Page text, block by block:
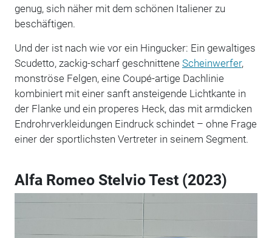
genug, sich näher mit dem schönen Italiener zu
beschäftigen.
Und der ist nach wie vor ein Hingucker: Ein gewaltiges
Scudetto, zackig-scharf geschnittene Scheinwerfer,
monströse Felgen, eine Coupé-artige Dachlinie
kombiniert mit einer sanft ansteigende Lichtkante in
der Flanke und ein properes Heck, das mit armdicken
Endrohrverkleidungen Eindruck schindet – ohne Frage
einer der sportlichsten Vertreter in seinem Segment.
Alfa Romeo Stelvio Test (2023)